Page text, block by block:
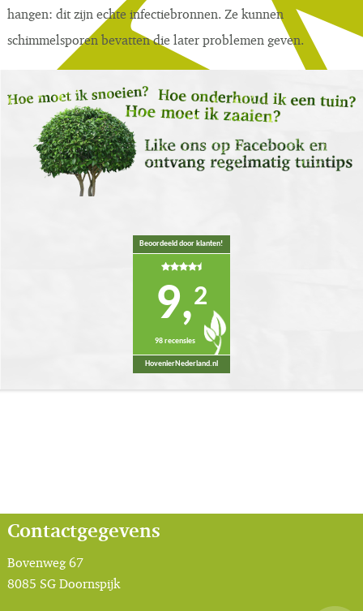
hangen: dit zijn echte infectiebronnen. Ze kunnen
schimmelsporen bevatten die later problemen geven.
Beoordeeld door klanten!
9,2
98 recensies
HovenierNederland.nl
Contactgegevens
Bovenweg 67
8085 SG Doornspijk